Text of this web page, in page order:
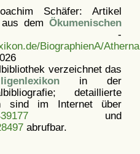
Schäfer: Artikel
dem Ökumenischen
BiographienA/
verzeichnet das
in der
detaillierte
sind im Internet über
und
abrufbar.